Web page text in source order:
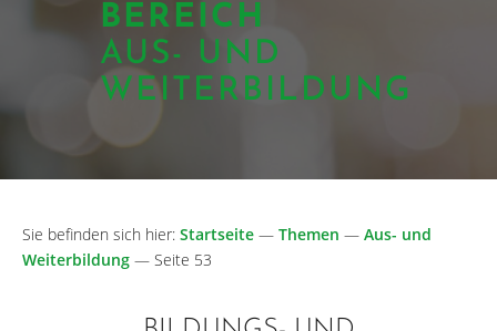
BEREICH
AUS- UND
WEITERBILDUNG
Sie befinden sich hier: Startseite — Themen — Aus- und
Weiterbildung — Seite 53